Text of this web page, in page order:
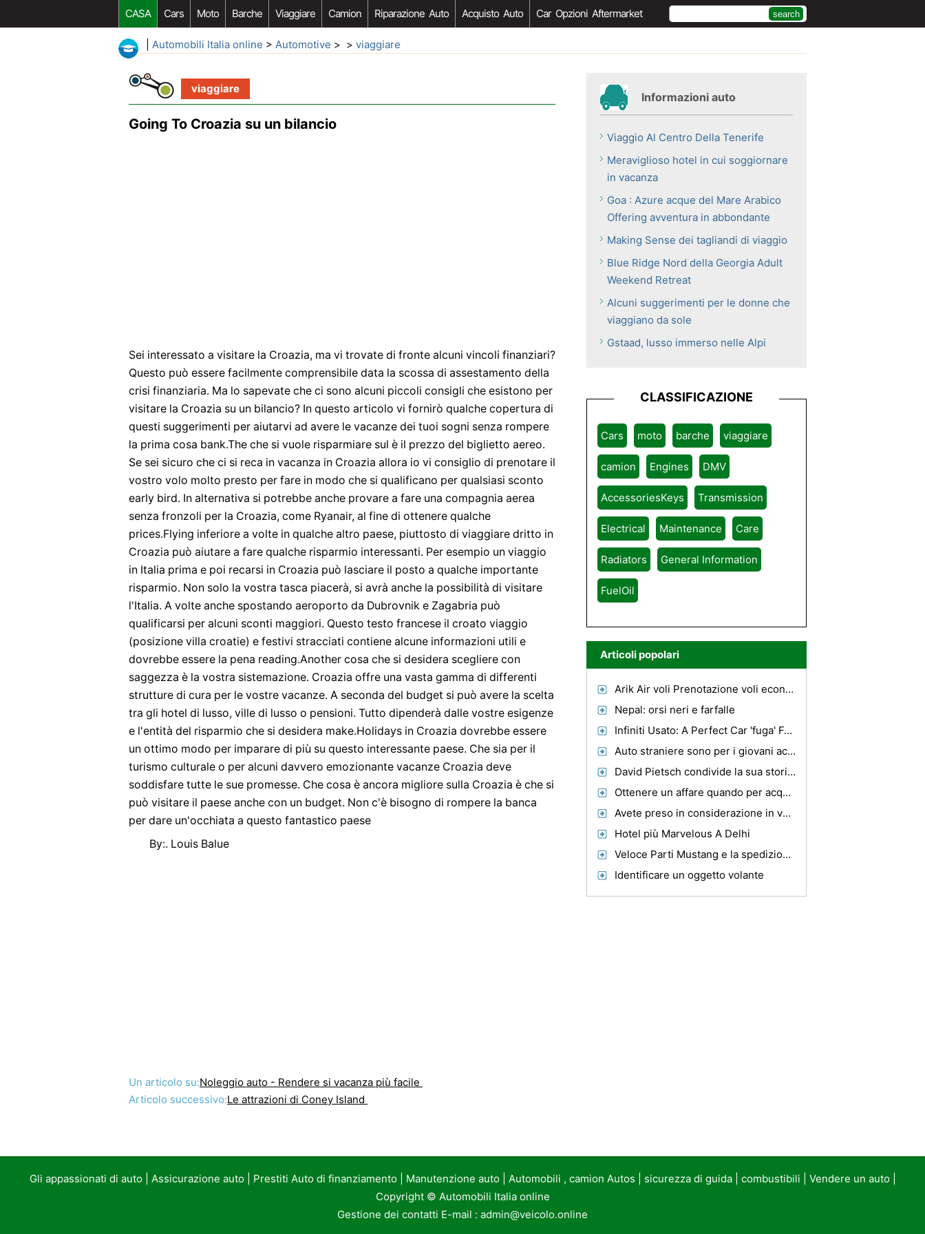
CASA Cars Moto Barche Viaggiare Camion Riparazione Auto Acquisto Auto Car Opzioni Aftermarket
Automobili Italia online > Automotive > > viaggiare
viaggiare
Going To Croazia su un bilancio
Sei interessato a visitare la Croazia, ma vi trovate di fronte alcuni vincoli finanziari?
Questo può essere facilmente comprensibile data la scossa di assestamento della
crisi finanziaria. Ma lo sapevate che ci sono alcuni piccoli consigli che esistono per
visitare la Croazia su un bilancio? In questo articolo vi fornirò qualche copertura di
questi suggerimenti per aiutarvi ad avere le vacanze dei tuoi sogni senza rompere
la prima cosa bank.The che si vuole risparmiare sul è il prezzo del biglietto aereo.
Se sei sicuro che ci si reca in vacanza in Croazia allora io vi consiglio di prenotare il
vostro volo molto presto per fare in modo che si qualificano per qualsiasi sconto
early bird. In alternativa si potrebbe anche provare a fare una compagnia aerea
senza fronzoli per la Croazia, come Ryanair, al fine di ottenere qualche
prices.Flying inferiore a volte in qualche altro paese, piuttosto di viaggiare dritto in
Croazia può aiutare a fare qualche risparmio interessanti. Per esempio un viaggio
in Italia prima e poi recarsi in Croazia può lasciare il posto a qualche importante
risparmio. Non solo la vostra tasca piacerà, si avrà anche la possibilità di visitare
l'Italia. A volte anche spostando aeroporto da Dubrovnik e Zagabria può
qualificarsi per alcuni sconti maggiori. Questo testo francese il croato viaggio
(posizione villa croatie) e festivi stracciati contiene alcune informazioni utili e
dovrebbe essere la pena reading.Another cosa che si desidera scegliere con
saggezza è la vostra sistemazione. Croazia offre una vasta gamma di differenti
strutture di cura per le vostre vacanze. A seconda del budget si può avere la scelta
tra gli hotel di lusso, ville di lusso o pensioni. Tutto dipenderà dalle vostre esigenze
e l'entità del risparmio che si desidera make.Holidays in Croazia dovrebbe essere
un ottimo modo per imparare di più su questo interessante paese. Che sia per il
turismo culturale o per alcuni davvero emozionante vacanze Croazia deve
soddisfare tutte le sue promesse. Che cosa è ancora migliore sulla Croazia è che si
può visitare il paese anche con un budget. Non c'è bisogno di rompere la banca
per dare un'occhiata a questo fantastico paese
By:. Louis Balue
Un articolo su:Noleggio auto - Rendere si vacanza più facile
Articolo successivo:Le attrazioni di Coney Island
Informazioni auto
Viaggio Al Centro Della Tenerife
Meraviglioso hotel in cui soggiornare
in vacanza
Goa : Azure acque del Mare Arabico
Offering avventura in abbondante
Making Sense dei tagliandi di viaggio
Blue Ridge Nord della Georgia Adult
Weekend Retreat
Alcuni suggerimenti per le donne che
viaggiano da sole
Gstaad, lusso immerso nelle Alpi
CLASSIFICAZIONE
Cars moto barche viaggiare
camion Engines DMV
AccessoriesKeys Transmission
Electrical Maintenance Care
Radiators General Information
FuelOil
Articoli popolari
Arik Air voli Prenotazione voli economici per Lagos
Nepal: orsi neri e farfalle
Infiniti Usato: A Perfect Car 'fuga' For You
Auto straniere sono per i giovani acquirenti
David Pietsch condivide la sua storia di successo su World Ventures
Ottenere un affare quando per acquistare un auto
Avete preso in considerazione in vacanza in un parco di divertimenti?
Hotel più Marvelous A Delhi
Veloce Parti Mustang e la spedizione veloce al Americanmuscle
Identificare un oggetto volante
Gli appassionati di auto| Assicurazione auto| Prestiti Auto di finanziamento| Manutenzione auto| Automobili , camion Autos sicurezza di guida| combustibili Vendere un auto|
Copyright © Automobili Italia online
Gestione dei contatti E-mail : admin@veicolo.online